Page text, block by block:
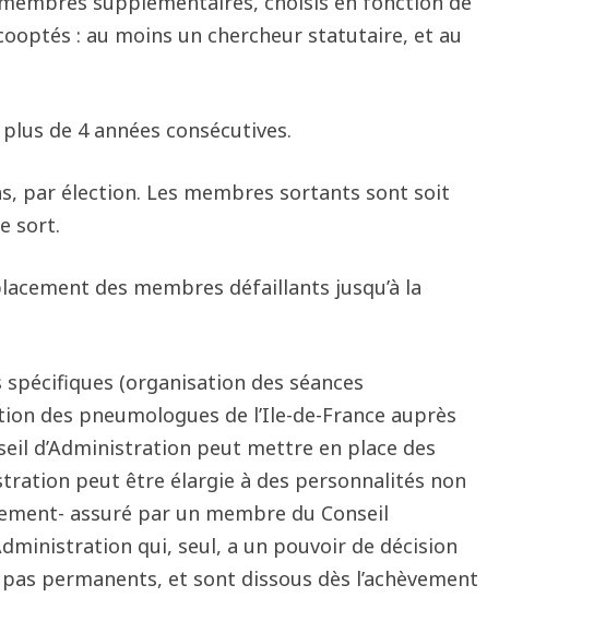
: au moins un chercheur statutaire, et au
de 4 années consécutives.
par élection. Les membres sortants sont soit
sort.
des membres défaillants jusqu’à la
(organisation des séances
des pneumologues de l’Ile-de-France auprès
d’Administration peut mettre en place des
peut être élargie à des personnalités non
assuré par un membre du Conseil
qui, seul, a un pouvoir de décision
permanents, et sont dissous dès l’achèvement